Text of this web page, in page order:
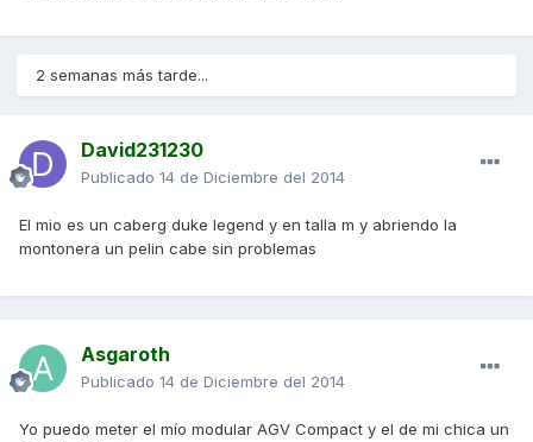
2 semanas más tarde...
David231230
Publicado 14 de Diciembre del 2014
El mio es un caberg duke legend y en talla m y abriendo la
montonera un pelin cabe sin problemas
Asgaroth
Publicado 14 de Diciembre del 2014
Yo puedo meter el mío modular AGV Compact y el de mi chica un